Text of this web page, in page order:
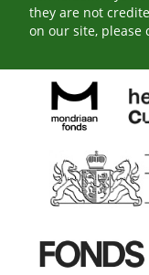
they are not
on our site, please